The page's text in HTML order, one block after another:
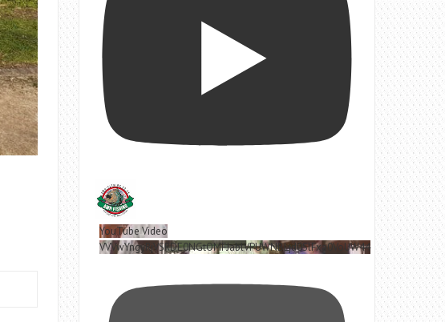
YouTube Video
VVVwYngyRjVSRDE0NGtOMFJablVPUWNBLjd0SlFxa0VoUW44